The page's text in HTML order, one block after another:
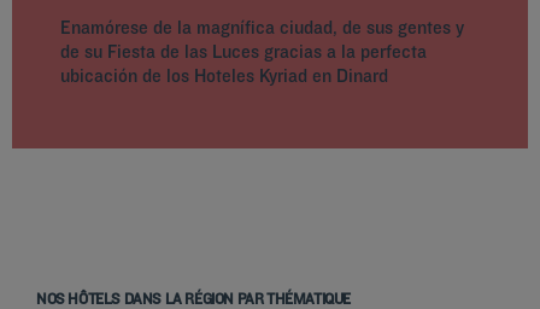
Enamórese de la magnífica ciudad, de sus gentes y
de su Fiesta de las Luces gracias a la perfecta
ubicación de los Hoteles Kyriad en Dinard
NOS HÔTELS DANS LA RÉGION PAR THÉMATIQUE